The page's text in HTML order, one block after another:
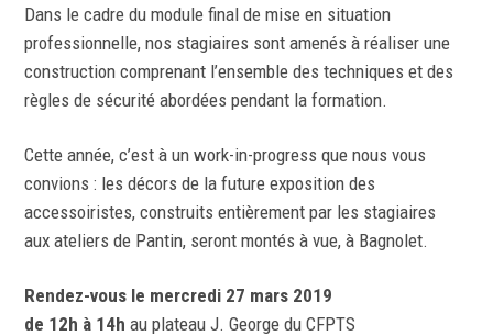
Dans le cadre du module final de mise en situation
professionnelle, nos stagiaires sont amenés à réaliser une
construction comprenant l’ensemble des techniques et des
règles de sécurité abordées pendant la formation.
Cette année, c’est à un work-in-progress que nous vous
convions : les décors de la future exposition des
accessoiristes, construits entièrement par les stagiaires
aux ateliers de Pantin, seront montés à vue, à Bagnolet.
Rendez-vous le mercredi 27 mars 2019
de 12h à 14h au plateau J. George du CFPTS